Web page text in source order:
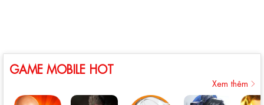
GAME MOBILE HOT
Xem thêm